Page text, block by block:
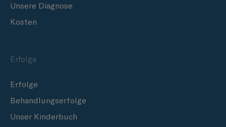
Unsere Diagnose
Kosten
Erfolge
Erfolge
Behandlungserfolge
Unser Kinderbuch